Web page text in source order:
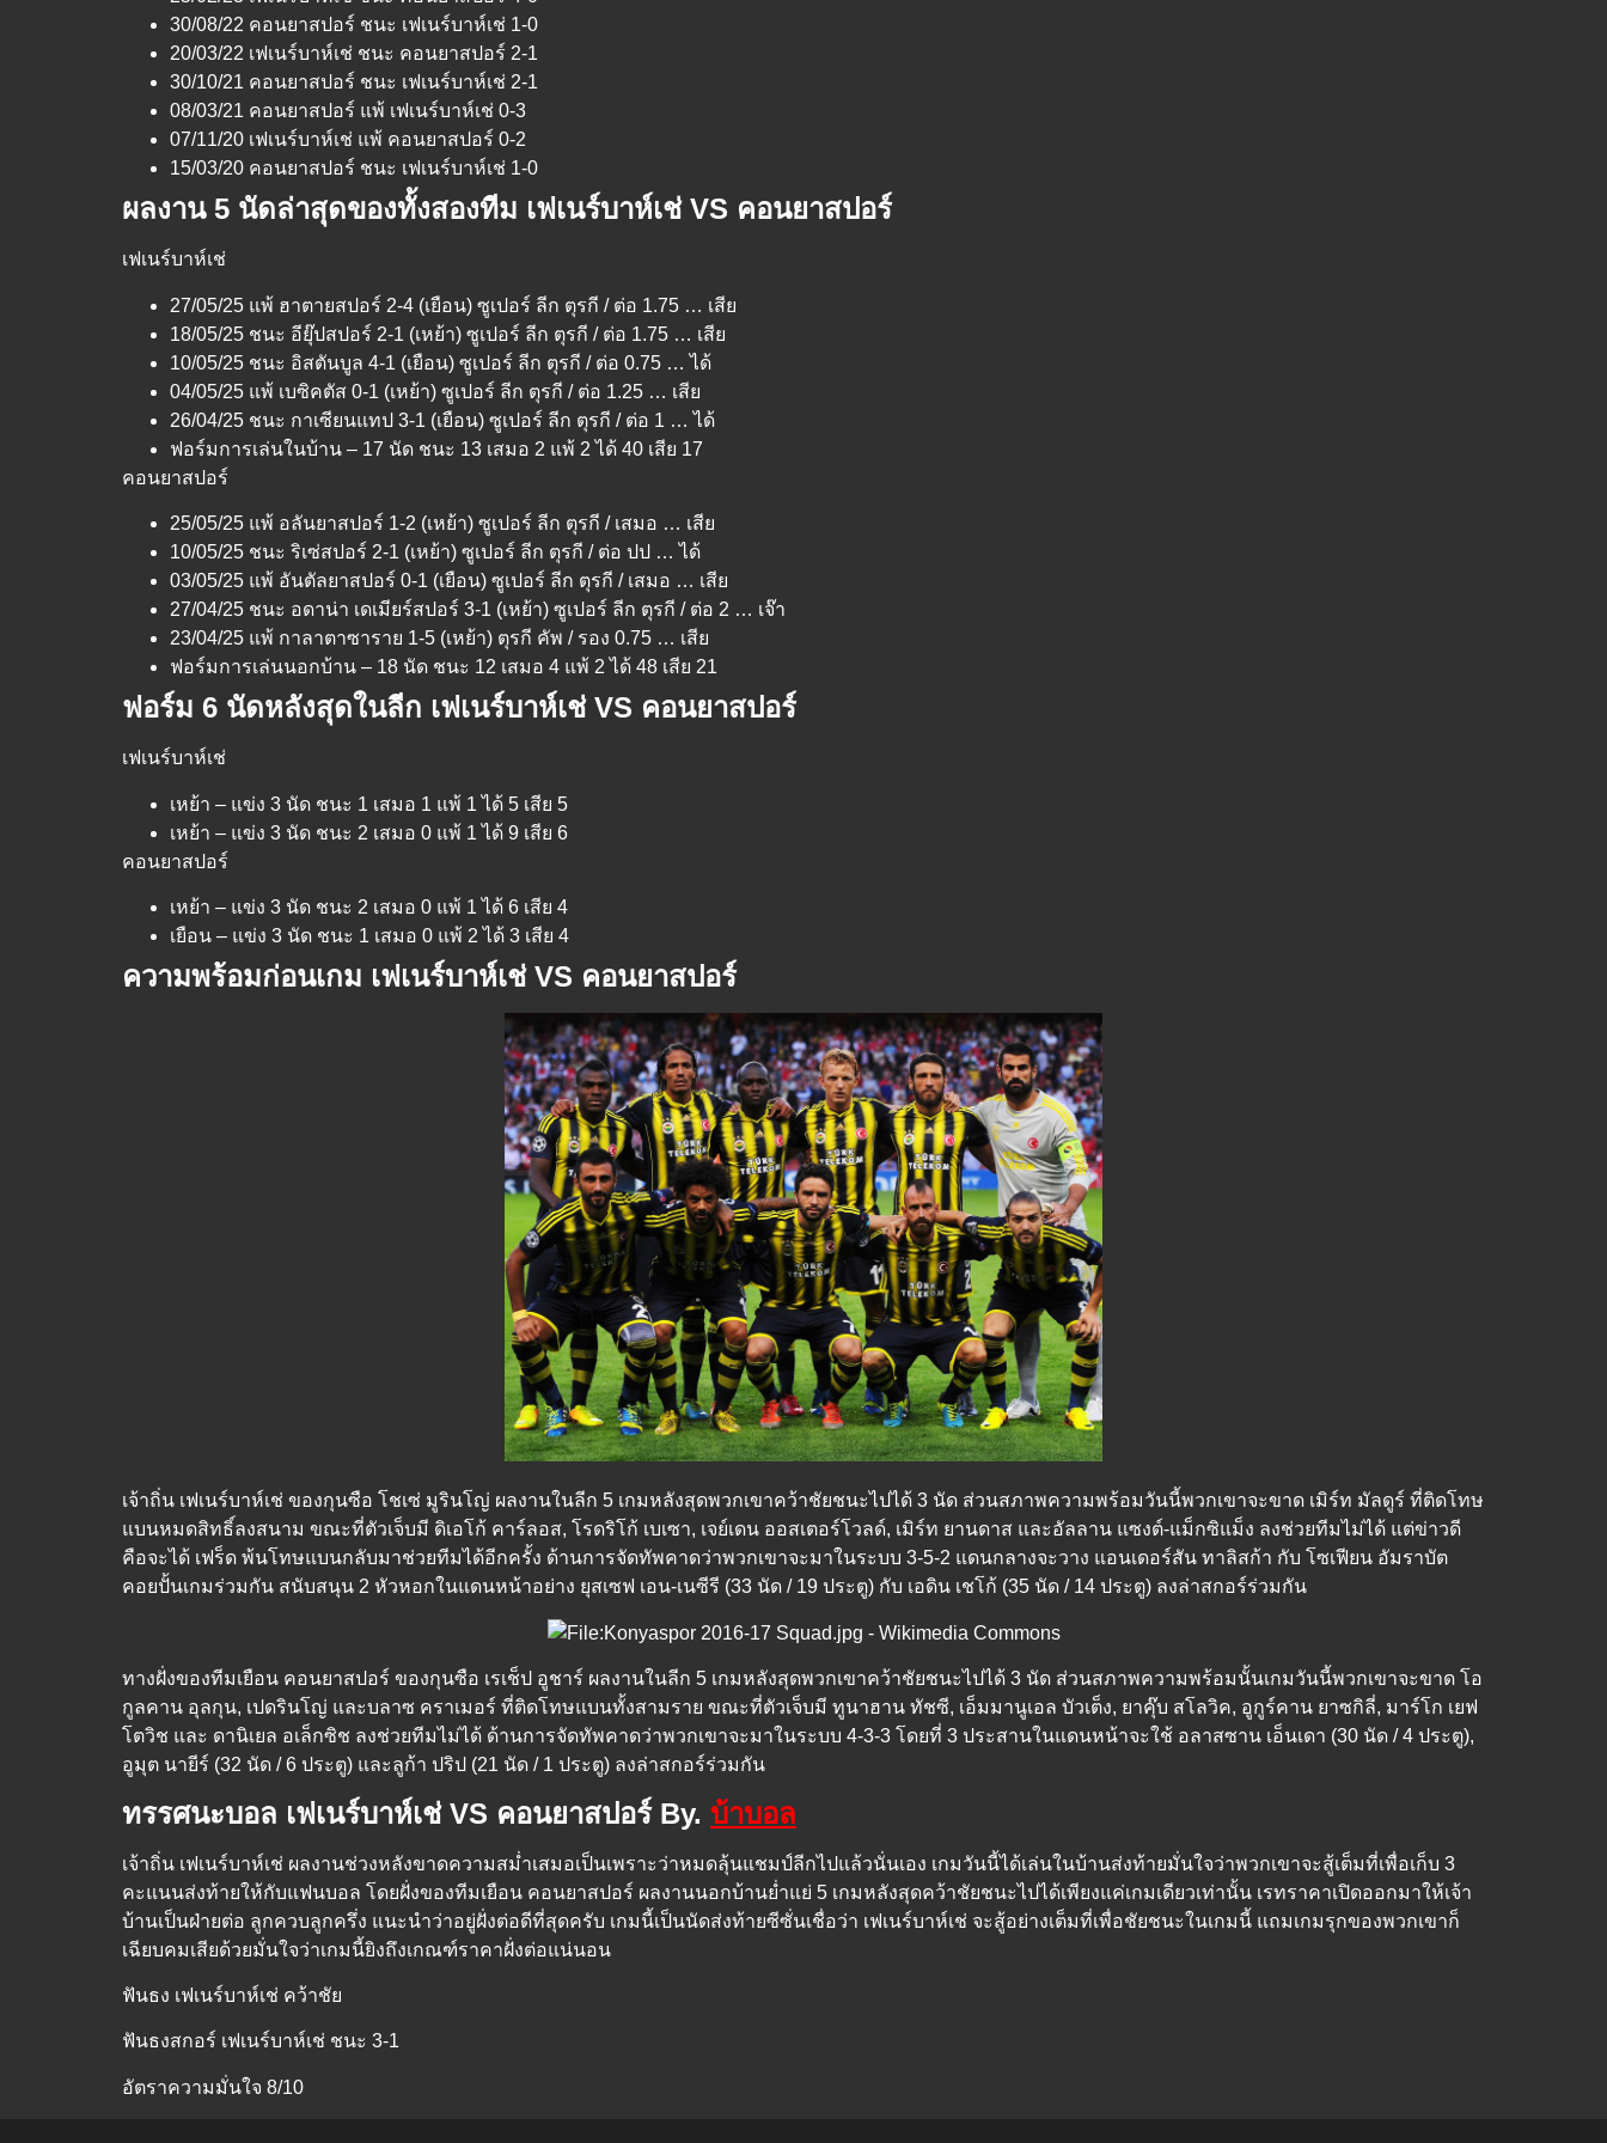
30/08/22 คอนยาสปอร์ ชนะ เฟเนร์บาห์เช่ 1-0
20/03/22 เฟเนร์บาห์เช่ ชนะ คอนยาสปอร์ 2-1
30/10/21 คอนยาสปอร์ ชนะ เฟเนร์บาห์เช่ 2-1
08/03/21 คอนยาสปอร์ แพ้ เฟเนร์บาห์เช่ 0-3
07/11/20 เฟเนร์บาห์เช่ แพ้ คอนยาสปอร์ 0-2
15/03/20 คอนยาสปอร์ ชนะ เฟเนร์บาห์เช่ 1-0
ผลงาน 5 นัดล่าสุดของทั้งสองทีม เฟเนร์บาห์เช่ VS คอนยาสปอร์
เฟเนร์บาห์เช่
27/05/25 แพ้ ฮาตายสปอร์ 2-4 (เยือน) ซูเปอร์ ลีก ตุรกี / ต่อ 1.75 … เสีย
18/05/25 ชนะ อียุ๊ปสปอร์ 2-1 (เหย้า) ซูเปอร์ ลีก ตุรกี / ต่อ 1.75 … เสีย
10/05/25 ชนะ อิสตันบูล 4-1 (เยือน) ซูเปอร์ ลีก ตุรกี / ต่อ 0.75 … ได้
04/05/25 แพ้ เบซิคตัส 0-1 (เหย้า) ซูเปอร์ ลีก ตุรกี / ต่อ 1.25 … เสีย
26/04/25 ชนะ กาเซียนแทป 3-1 (เยือน) ซูเปอร์ ลีก ตุรกี / ต่อ 1 … ได้
ฟอร์มการเล่นในบ้าน – 17 นัด ชนะ 13 เสมอ 2 แพ้ 2 ได้ 40 เสีย 17
คอนยาสปอร์
25/05/25 แพ้ อลันยาสปอร์ 1-2 (เหย้า) ซูเปอร์ ลีก ตุรกี / เสมอ … เสีย
10/05/25 ชนะ ริเซ่สปอร์ 2-1 (เหย้า) ซูเปอร์ ลีก ตุรกี / ต่อ ปป … ได้
03/05/25 แพ้ อันตัลยาสปอร์ 0-1 (เยือน) ซูเปอร์ ลีก ตุรกี / เสมอ … เสีย
27/04/25 ชนะ อดาน่า เดเมียร์สปอร์ 3-1 (เหย้า) ซูเปอร์ ลีก ตุรกี / ต่อ 2 … เจ๊า
23/04/25 แพ้ กาลาตาซาราย 1-5 (เหย้า) ตุรกี คัพ / รอง 0.75 … เสีย
ฟอร์มการเล่นนอกบ้าน – 18 นัด ชนะ 12 เสมอ 4 แพ้ 2 ได้ 48 เสีย 21
ฟอร์ม 6 นัดหลังสุดในลีก เฟเนร์บาห์เช่ VS คอนยาสปอร์
เฟเนร์บาห์เช่
เหย้า – แข่ง 3 นัด ชนะ 1 เสมอ 1 แพ้ 1 ได้ 5 เสีย 5
เหย้า – แข่ง 3 นัด ชนะ 2 เสมอ 0 แพ้ 1 ได้ 9 เสีย 6
คอนยาสปอร์
เหย้า – แข่ง 3 นัด ชนะ 2 เสมอ 0 แพ้ 1 ได้ 6 เสีย 4
เยือน – แข่ง 3 นัด ชนะ 1 เสมอ 0 แพ้ 2 ได้ 3 เสีย 4
ความพร้อมก่อนเกม เฟเนร์บาห์เช่ VS คอนยาสปอร์
เจ้าถิ่น เฟเนร์บาห์เช่ ของกุนซือ โชเซ่ มูรินโญ่ ผลงานในลีก 5 เกมหลังสุดพวกเขาคว้าชัยชนะไปได้ 3 นัด ส่วนสภาพความพร้อมวันนี้พวกเขาจะขาด เมิร์ท มัลดูร์ ที่ติดโทษ
แบนหมดสิทธิ์ลงสนาม ขณะที่ตัวเจ็บมี ดิเอโก้ คาร์ลอส, โรดริโก้ เบเซา, เจย์เดน ออสเตอร์โวลด์, เมิร์ท ยานดาส และอัลลาน แซงต์-แม็กซิแม็ง ลงช่วยทีมไม่ได้ แต่ข่าวดี
คือจะได้ เฟร็ด พ้นโทษแบนกลับมาช่วยทีมได้อีกครั้ง ด้านการจัดทัพคาดว่าพวกเขาจะมาในระบบ 3-5-2 แดนกลางจะวาง แอนเดอร์สัน ทาลิสก้า กับ โซเฟียน อัมราบัต
คอยปั้นเกมร่วมกัน สนับสนุน 2 หัวหอกในแดนหน้าอย่าง ยุสเซฟ เอน-เนซีรี (33 นัด / 19 ประตู) กับ เอดิน เชโก้ (35 นัด / 14 ประตู) ลงล่าสกอร์ร่วมกัน
ทางฝั่งของทีมเยือน คอนยาสปอร์ ของกุนซือ เรเช็ป อูชาร์ ผลงานในลีก 5 เกมหลังสุดพวกเขาคว้าชัยชนะไปได้ 3 นัด ส่วนสภาพความพร้อมนั้นเกมวันนี้พวกเขาจะขาด โอ
กูลคาน อุลกุน, เปดรินโญ่ และบลาซ คราเมอร์ ที่ติดโทษแบนทั้งสามราย ขณะที่ตัวเจ็บมี ทูนาฮาน ทัชซี, เอ็มมานูเอล บัวเต็ง, ยาคุ๊บ สโลวิค, อูกูร์คาน ยาซกิลี่, มาร์โก เยฟ
โตวิช และ ดานิเยล อเล็กซิช ลงช่วยทีมไม่ได้ ด้านการจัดทัพคาดว่าพวกเขาจะมาในระบบ 4-3-3 โดยที่ 3 ประสานในแดนหน้าจะใช้ อลาสซาน เอ็นเดา (30 นัด / 4 ประตู),
อูมุต นายีร์ (32 นัด / 6 ประตู) และลูก้า ปริป (21 นัด / 1 ประตู) ลงล่าสกอร์ร่วมกัน
ทรรศนะบอล เฟเนร์บาห์เช่ VS คอนยาสปอร์ By. บ้าบอล
เจ้าถิ่น เฟเนร์บาห์เช่ ผลงานช่วงหลังขาดความสม่ำเสมอเป็นเพราะว่าหมดลุ้นแชมป์ลีกไปแล้วนั่นเอง เกมวันนี้ได้เล่นในบ้านส่งท้ายมั่นใจว่าพวกเขาจะสู้เต็มที่เพื่อเก็บ 3
คะแนนส่งท้ายให้กับแฟนบอล โดยฝั่งของทีมเยือน คอนยาสปอร์ ผลงานนอกบ้านย่ำแย่ 5 เกมหลังสุดคว้าชัยชนะไปได้เพียงแค่เกมเดียวเท่านั้น เรทราคาเปิดออกมาให้เจ้า
บ้านเป็นฝ่ายต่อ ลูกควบลูกครึ่ง แนะนำว่าอยู่ฝั่งต่อดีที่สุดครับ เกมนี้เป็นนัดส่งท้ายซีซั่นเชื่อว่า เฟเนร์บาห์เช่ จะสู้อย่างเต็มที่เพื่อชัยชนะในเกมนี้ แถมเกมรุกของพวกเขาก็
เฉียบคมเสียด้วยมั่นใจว่าเกมนี้ยิงถึงเกณฑ์ราคาฝั่งต่อแน่นอน
ฟันธง เฟเนร์บาห์เช่ คว้าชัย
ฟันธงสกอร์ เฟเนร์บาห์เช่ ชนะ 3-1
อัตราความมั่นใจ 8/10